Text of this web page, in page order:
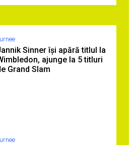
Sinner își apără titlul la
ajunge la 5 titluri
Grand Slam